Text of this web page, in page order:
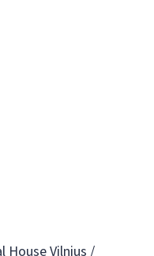
House Vilnius /